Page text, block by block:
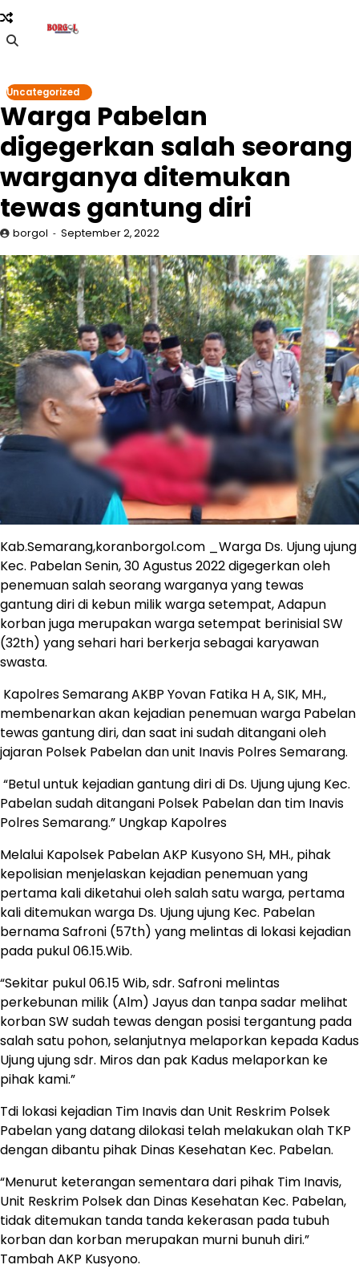
Skip
to
content
Uncategorized
Warga Pabelan
digegerkan salah seorang
warganya ditemukan
tewas gantung diri
borgol September 2, 2022
Kab.Semarang,koranborgol.com _Warga Ds. Ujung ujung
Kec. Pabelan Senin, 30 Agustus 2022 digegerkan oleh
penemuan salah seorang warganya yang tewas
gantung diri di kebun milik warga setempat, Adapun
korban juga merupakan warga setempat berinisial SW
(32th) yang sehari hari berkerja sebagai karyawan
swasta.
Kapolres Semarang AKBP Yovan Fatika H A, SIK, MH.,
membenarkan akan kejadian penemuan warga Pabelan
tewas gantung diri, dan saat ini sudah ditangani oleh
jajaran Polsek Pabelan dan unit Inavis Polres Semarang.
“Betul untuk kejadian gantung diri di Ds. Ujung ujung Kec.
Pabelan sudah ditangani Polsek Pabelan dan tim Inavis
Polres Semarang.” Ungkap Kapolres
Melalui Kapolsek Pabelan AKP Kusyono SH, MH., pihak
kepolisian menjelaskan kejadian penemuan yang
pertama kali diketahui oleh salah satu warga, pertama
kali ditemukan warga Ds. Ujung ujung Kec. Pabelan
bernama Safroni (57th) yang melintas di lokasi kejadian
pada pukul 06.15.Wib.
“Sekitar pukul 06.15 Wib, sdr. Safroni melintas
perkebunan milik (Alm) Jayus dan tanpa sadar melihat
korban SW sudah tewas dengan posisi tergantung pada
salah satu pohon, selanjutnya melaporkan kepada Kadus
Ujung ujung sdr. Miros dan pak Kadus melaporkan ke
pihak kami.”
Tdi lokasi kejadian Tim Inavis dan Unit Reskrim Polsek
Pabelan yang datang dilokasi telah melakukan olah TKP
dengan dibantu pihak Dinas Kesehatan Kec. Pabelan.
“Menurut keterangan sementara dari pihak Tim Inavis,
Unit Reskrim Polsek dan Dinas Kesehatan Kec. Pabelan,
tidak ditemukan tanda tanda kekerasan pada tubuh
korban dan korban merupakan murni bunuh diri.”
Tambah AKP Kusyono.